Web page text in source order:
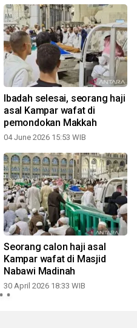
Ibadah selesai, seorang haji
asal Kampar wafat di
pemondokan Makkah
04 June 2026 15:53 WIB
Seorang calon haji asal
Kampar wafat di Masjid
Nabawi Madinah
30 April 2026 18:33 WIB